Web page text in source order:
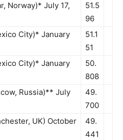
Norway)* July 17,
51.5
96
City)* January
51.1
51
City)* January
50.
808
Russia)** July
49.
700
UK) October
49.
441